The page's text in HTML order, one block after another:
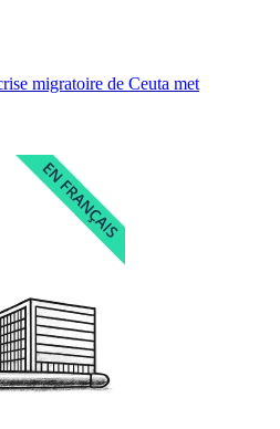
migratoire de Ceuta met